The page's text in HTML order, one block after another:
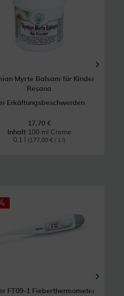
Myrte Balsam für Kinder
Resana
Erkältungsbeschwerden
17,70 €
Inhalt 100 ml Creme
0.1 l
(177,00 € / 1 l)
FT09-1 Fieberthermometer